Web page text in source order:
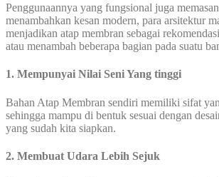
Penggunaannya yang fungsional juga
menambahkan kesan modern, para arsitektur
menjadikan atap membran sebagai
atau menambah beberapa bagian pada suatu
1. Mempunyai Nilai Seni Yang tinggi
Bahan Atap Membran sendiri memiliki sifat
sehingga mampu di bentuk sesuai dengan
yang sudah kita siapkan.
2. Membuat Udara Lebih Sejuk